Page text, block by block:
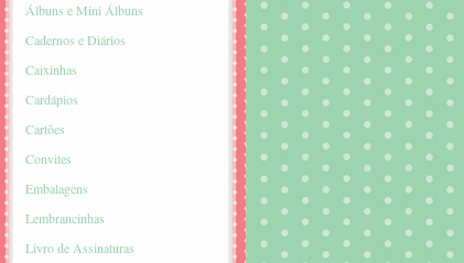
Álbuns e Mini Álbuns
Cadernos e Diários
Caixinhas
Cardápios
Cartões
Convites
Embalagens
Lembrancinhas
Livro de Assinaturas